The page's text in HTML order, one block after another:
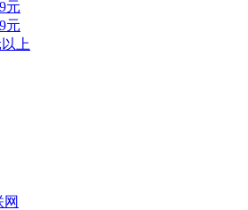
元
元
上